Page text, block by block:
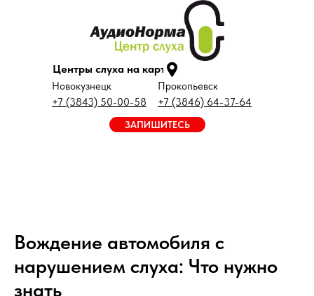
Центры слуха на карте
Прокопьевск
+7 (3846) 64-37-64
Новокузнецк
+7 (3843) 50-00-58
ЗАПИШИТЕСЬ
Вождение автомобиля с
нарушением слуха: Что нужно
знать